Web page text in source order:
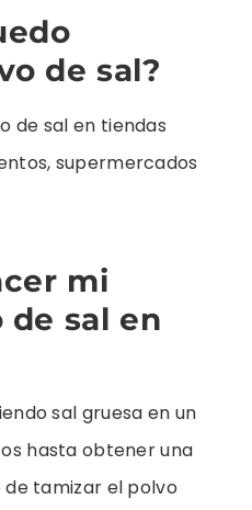
de sal?
de sal en tiendas
supermercados
mi
sal en
sal gruesa en un
hasta obtener una
tamizar el polvo